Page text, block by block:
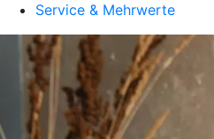
Service & Mehrwerte